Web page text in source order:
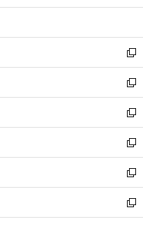
開
ウ
開
く
ン
ウ
で
開
く
ウ
ン
ド
ウ
で
開
く
新
し
い
ウ
ィ
ン
ド
ウ
で
開
く
新
し
い
ウ
ィ
ン
ド
ウ
で
開
新
し
い
ウ
ィ
ン
ド
ウ
新
し
い
ウ
ィ
ン
新
し
い
ウ
新
し